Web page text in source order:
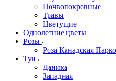
Почвопокровные
Травы
Цветущие
Однолетние цветы
Розы
Роза Канадская
Туи
Даника
Западная